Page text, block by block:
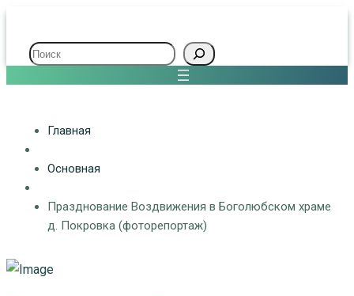
Поиск
Главная
Основная
Празднование Воздвижения в Боголюбском храме
д. Покровка (фоторепортаж)